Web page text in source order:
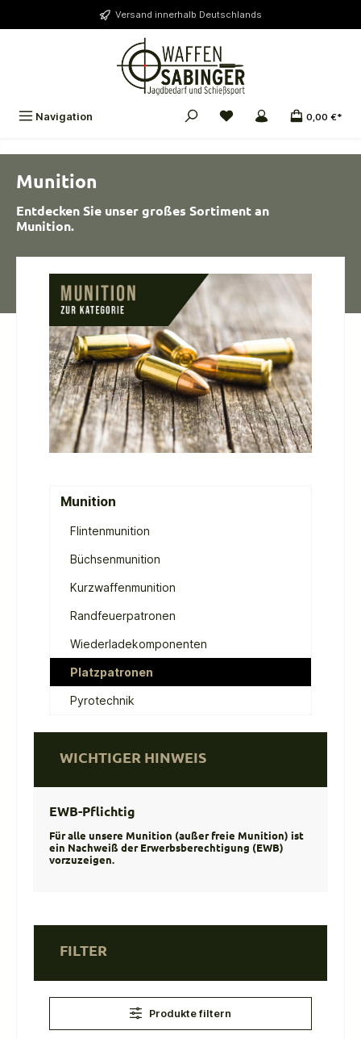
Versand innerhalb Deutschlands
Navigation 0,00 €*
Munition
Entdecken Sie unser großes Sortiment an
Munition.
Munition
Flintenmunition
Büchsenmunition
Kurzwaffenmunition
Randfeuerpatronen
Wiederladekomponenten
Platzpatronen
Pyrotechnik
WICHTIGER HINWEIS
EWB-Pflichtig
Für alle unsere Munition (außer freie Munition) ist
ein Nachweiß der Erwerbsberechtigung (EWB)
vorzuzeigen.
FILTER
Produkte filtern